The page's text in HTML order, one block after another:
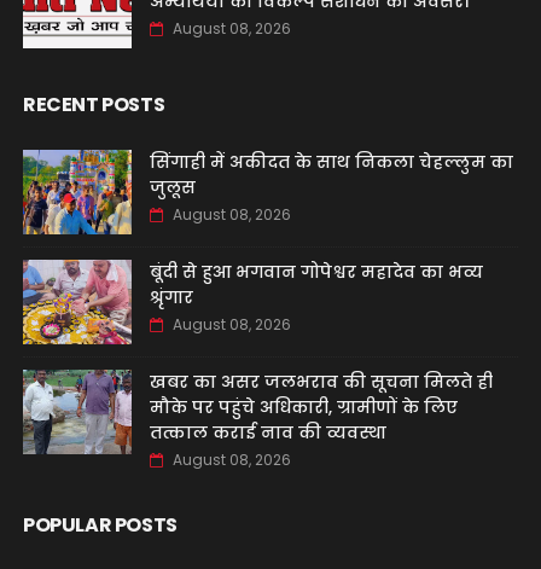
August 08, 2026
RECENT POSTS
सिंगाही में अकीदत के साथ निकला चेहल्लुम का
जुलूस
August 08, 2026
बूंदी से हुआ भगवान गोपेश्वर महादेव का भव्य
श्रृंगार
August 08, 2026
खबर का असर जलभराव की सूचना मिलते ही
मौके पर पहुंचे अधिकारी, ग्रामीणों के लिए
तत्काल कराई नाव की व्यवस्था
August 08, 2026
POPULAR POSTS